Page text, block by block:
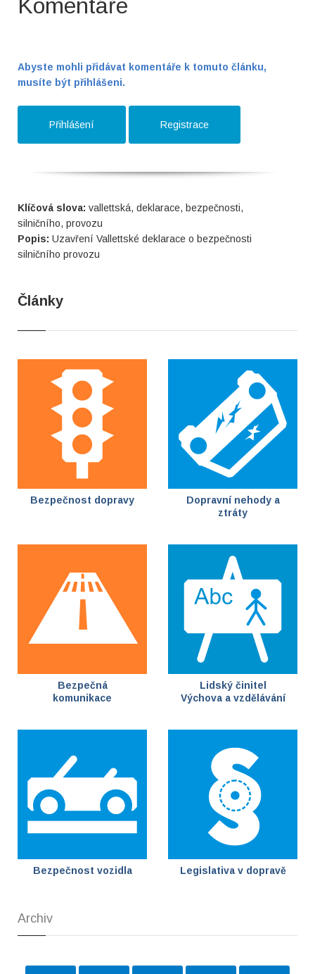
Komentáře
Abyste mohli přidávat komentáře k tomuto článku,
musíte být přihlášeni.
Přihlášení Registrace
Klíčová slova: vallettská, deklarace, bezpečnosti,
silničního, provozu
Popis: Uzavření Vallettské deklarace o bezpečnosti
silničního provozu
Články
Bezpečnost dopravy
Dopravní nehody a
ztráty
Bezpečná
komunikace
Lidský činitel
Výchova a vzdělávání
Bezpečnost vozidla Legislativa v dopravě
Archiv